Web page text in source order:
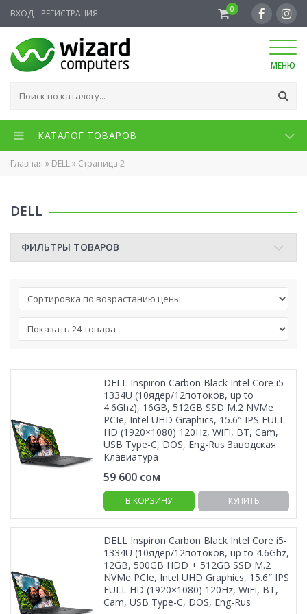
ВХОД РЕГИСТРАЦИЯ 0
МЕНЮ
КАТАЛОГ ТОВАРОВ
Главная » DELL» Страница 2
DELL
ФИЛЬТРЫ ТОВАРОВ
DELL Inspiron Carbon Black Intel Core i5-
1334U (10ядер/12потоков, up to
4.6Ghz), 16GB, 512GB SSD M.2 NVMe
PCIe, Intel UHD Graphics, 15.6″ IPS FULL
HD (1920×1080) 120Hz, WiFi, BT, Cam,
USB Type-C, DOS, Eng-Rus Заводская
Клавиатура
59 600 сом
В КОРЗИНУ КУПИТЬ
DELL Inspiron Carbon Black Intel Core i5-
1334U (10ядер/12потоков, up to 4.6Ghz,
12GB, 500GB HDD + 512GB SSD M.2
NVMe PCIe, Intel UHD Graphics, 15.6″ IPS
FULL HD (1920×1080) 120Hz, WiFi, BT,
Cam, USB Type-C, DOS, Eng-Rus